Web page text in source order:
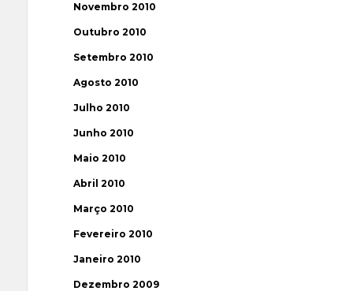
Novembro 2010
Outubro 2010
Setembro 2010
Agosto 2010
Julho 2010
Junho 2010
Maio 2010
Abril 2010
Março 2010
Fevereiro 2010
Janeiro 2010
Dezembro 2009